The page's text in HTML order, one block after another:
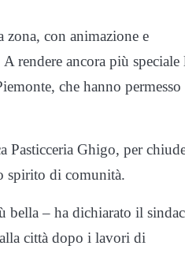
con animazione e
rendere ancora più speciale
che hanno permesso
Pasticceria Ghigo, per
spirito di comunità.
bella – ha dichiarato il
città dopo i lavori di